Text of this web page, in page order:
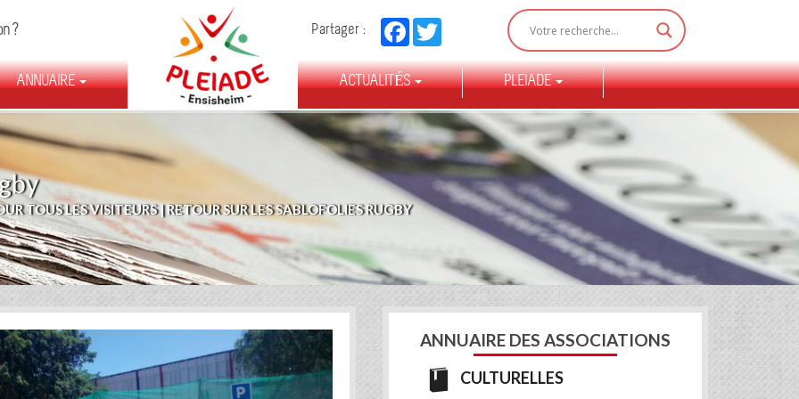
? Partager : Facebook
ANNUAIRE
FÉDÉRATION
DES
ASSOCIATIONS
D’ENSISHEIM
ACTUALITÉS PLEIADE
TOUS LES VISITEURS|RETOUR SUR LES SABLOFOLIES RUGBY
ANNUAIRE DES ASSOCIATIONS
CULTURELLES